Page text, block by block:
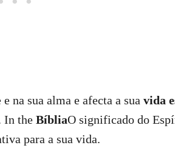
na sua alma e afecta a sua vida
In the BíbliaO significado do
para a sua vida.